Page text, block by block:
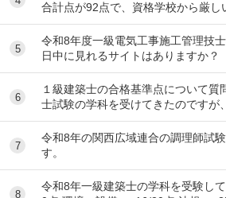
合計点が92点で、資格学校から厳し
図の準備は始めるべきでしょうか？
5
令和8年度一級電気工事施工管理技
日中に見れるサイトはありますか？
6
１級建築士の合格基準点について質
士試験の学科を受けてきたのですが
た。 各予備校の予想される合格基準
7
令和8年の関西広域連合の調理師試
す。
8
令和8年一級建築士の学科を受験し